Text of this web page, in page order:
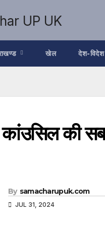
खेल देश-विदेश
की
By samacharupuk.com
JUL 31, 2024